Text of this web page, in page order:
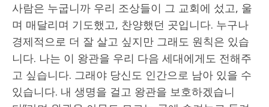
사람은 누굽니까 우리 조상들이 그 교회에 섰고, 울
며 매달리며 기도했고, 찬양했던 곳입니다. 누구나
경제적으로 더 잘 살고 싶지만 그래도 원칙은 있습
니다. 나는 이 왕관을 우리 다음 세대에게도 전해주
고 싶습니다. 그래야 당신도 인간으로 남아 있을 수
있습니다. 내 생명을 걸고 왕관을 보호하겠습니